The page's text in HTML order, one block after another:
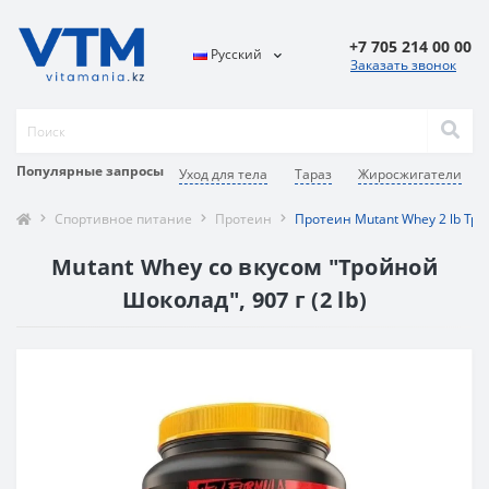
Популярные запросы Уход для тела Тараз Жиросжигатели
Русский +7 705 214 00 00
Заказать звонок
Спортивное питание Протеин Протеин Mutant Whey 2 lb
Mutant Whey со вкусом "Тройной
Шоколад", 907 г (2 lb)